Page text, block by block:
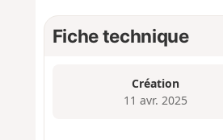
Fiche technique
Création
11 avr. 2025